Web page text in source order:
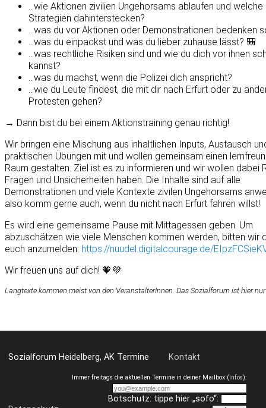
...wie Aktionen zivilien Ungehorsams ablaufen und welche
Strategien dahinterstecken?
...was du vor Aktionen oder Demonstrationen bedenken
...was du einpackst und was du lieber zuhause lässt? 🎒
...was rechtliche Risiken sind und wie du dich vor ihnen
kannst?
...was du machst, wenn die Polizei dich anspricht?
...wie du Leute findest, die mit dir nach Erfurt oder zu
Protesten gehen?
→ Dann bist du bei einem Aktionstraining genau richtig!
Wir bringen eine Mischung aus inhaltlichen Inputs, Austausch
praktischen Übungen mit und wollen gemeinsam einen
Raum gestalten. Ziel ist es zu informieren und wir wollen dabei
Fragen und Unsicherheiten haben. Die Inhalte sind auf alle
Demonstrationen und viele Kontexte zivilen Ungehorsams
also komm gerne auch, wenn du nicht nach Erfurt fahren willst!
Es wird eine gemeinsame Pause mit Mittagessen geben. Um
abzuschätzen wie viele Menschen kommen werden, bitten wir
euch anzumelden: https://nuudel.digitalcourage.de/
Wir freuen uns auf dich! 🧡💜
Langtexte kommen meist von den VeranstalterInnen. Das Sozialforum ist hier
Sozialforum Heidelberg, AK Termine Kontakt
Immer freitags die aktuellen Termine in deiner Mailbox (Infos):
Botschutz: tippe hier „sofo“: